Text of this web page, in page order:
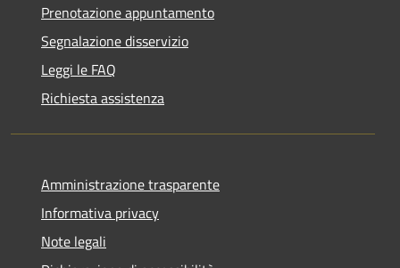
Prenotazione appuntamento
Segnalazione disservizio
Leggi le FAQ
Richiesta assistenza
Amministrazione trasparente
Informativa privacy
Note legali